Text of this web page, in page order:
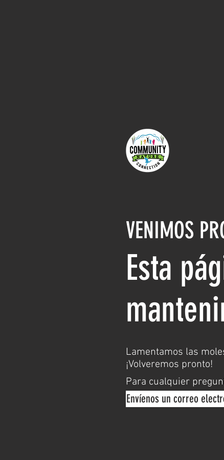
VENIMOS
Esta
Lamentamos las
¡Volveremos pronto!
Para cualquier
Envíenos un correo